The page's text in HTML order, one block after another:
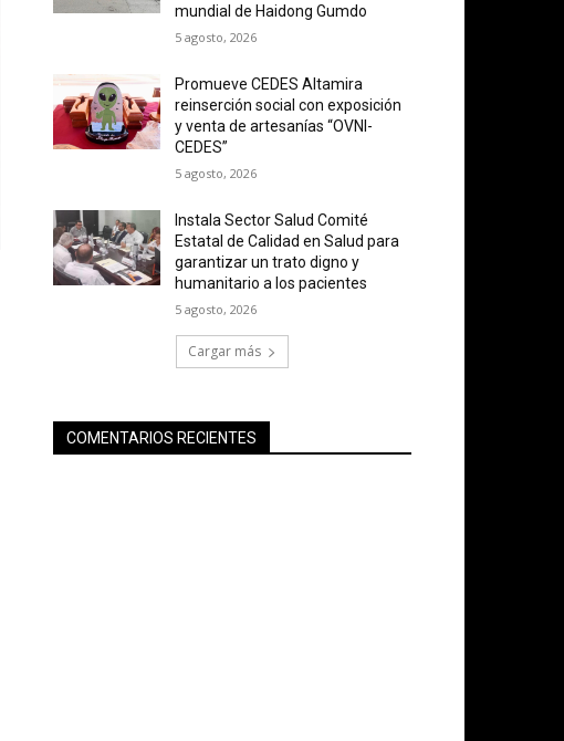
mundial de Haidong Gumdo
5 agosto, 2026
Promueve CEDES Altamira
reinserción social con exposición
y venta de artesanías “OVNI-
CEDES”
5 agosto, 2026
Instala Sector Salud Comité
Estatal de Calidad en Salud para
garantizar un trato digno y
humanitario a los pacientes
5 agosto, 2026
Cargar más
COMENTARIOS RECIENTES